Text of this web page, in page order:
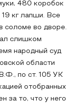
480 коробок
19 кг лапши. Все
соломе во дворе.
слишком
народный суд
области
по ст. 105 УК
отобранных
за то, что у него